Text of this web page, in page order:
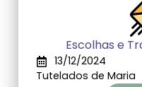
Escolhas e
13/12/2024
Tutelados de Maria